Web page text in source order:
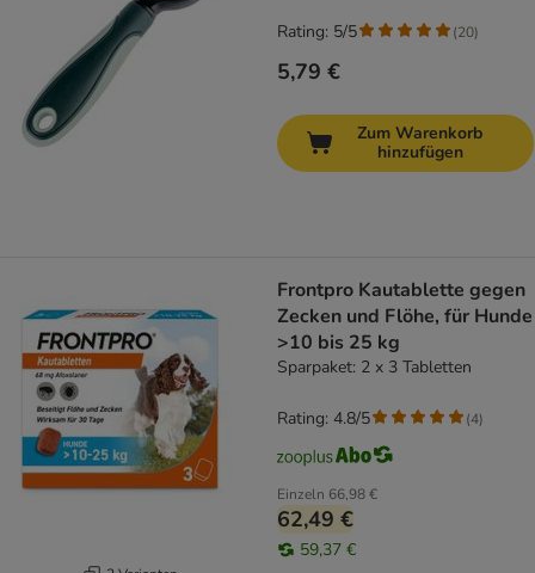
5,79 €
Rating: 5/5 (20)
Zum Warenkorb
hinzufügen
Frontpro Kautablette gegen
Zecken und Flöhe, für Hunde
>10 bis 25 kg
Sparpaket: 2 x 3 Tabletten
Einzeln 66,98 €
62,49 €
59,37 €
Rating: 4.8/5 (4)